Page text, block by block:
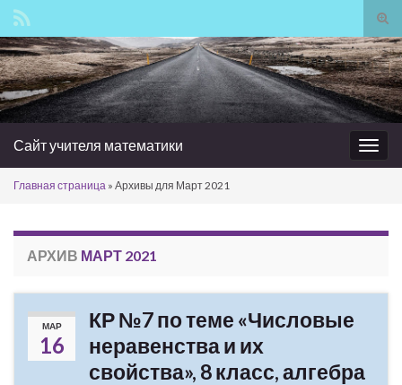
Вкл/
Search for:
Вкл/
выкл
Сайт учителя математики
Главная страница » Архивы для Март 2021
АРХИВ МАРТ 2021
МАР
16
КР №7 по теме «Числовые
неравенства и их
свойства», 8 класс, алгебра